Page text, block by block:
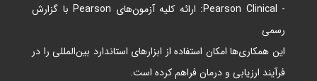
- Pearson Clinical: ارائه کلیه آزمون‌های Pearson با گزارش
رسمی
این همکاری‌ها امکان استفاده از ابزارهای استاندارد بین‌المللی را در
فرآیند ارزیابی و درمان فراهم کرده است.